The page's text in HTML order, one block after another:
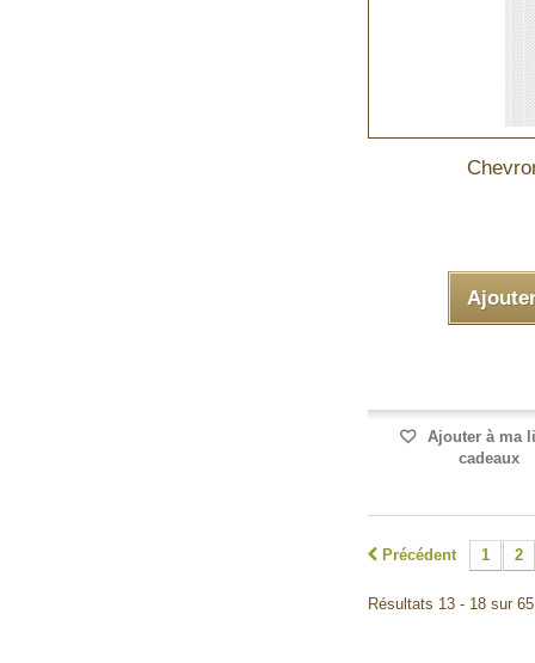
Ajouter à ma
cadeaux
Précédent 1 2
Résultats 13 - 18 sur